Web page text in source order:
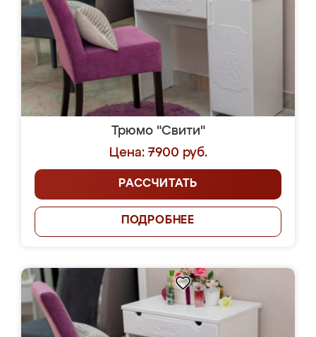
Трюмо "Свити"
Цена: 7900 руб.
РАССЧИТАТЬ
ПОДРОБНЕЕ